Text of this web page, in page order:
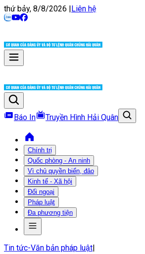
thứ bảy, 8/8/2026 |Liên hệ
Báo In Truyền Hình Hải Quân
Chính trị
Quốc phòng - An ninh
Vì chủ quyền biển, đảo
Kinh tế - Xã hội
Đối ngoại
Pháp luật
Đa phương tiện
Tin tức-Văn bản pháp luật|